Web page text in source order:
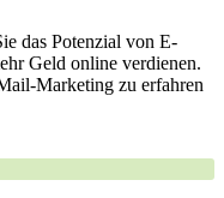
das Potenzial von E-
Geld online verdienen.
Marketing zu erfahren